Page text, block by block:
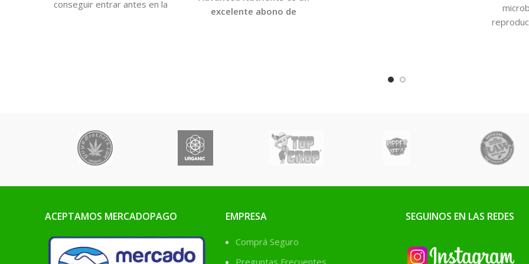
conseguir entrar antes en la
excelente abono de
densas de lo que se creía
posible en cultivos de
flores todas las ramas y
ACEPTAMOS MERCADOPAGO EMPRESA
Comprá Seguro
Preguntas Frecuentes
SEGUINOS EN LAS REDES